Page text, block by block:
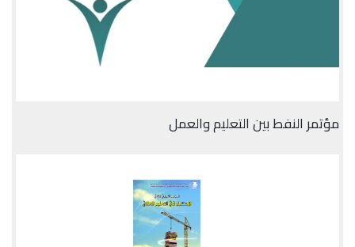
مؤتمر النفط بين التعليم والعمل